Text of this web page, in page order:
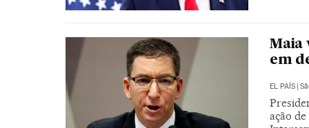
Maia
em
EL PAÍS |
ação